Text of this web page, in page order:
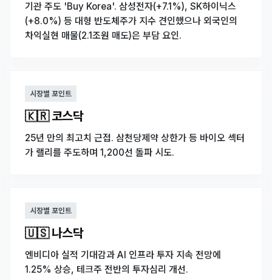
기관 주도 'Buy Korea'. 삼성전자(+7.1%), SK하이닉스
(+8.0%) 등 대형 반도체주가 지수 견인했으나 외국인의
차익실현 매물(2.1조원 매도)은 부담 요인.
시장별 포인트
🇰🇷 코스닥
25년 만의 최고치 근접. 삼천당제약 상한가 등 바이오 섹터
가 랠리를 주도하며 1,200선 돌파 시도.
시장별 포인트
🇺🇸 나스닥
엔비디아 실적 기대감과 AI 인프라 투자 지속 전망에
1.25% 상승, 테크주 전반의 투자심리 개선.